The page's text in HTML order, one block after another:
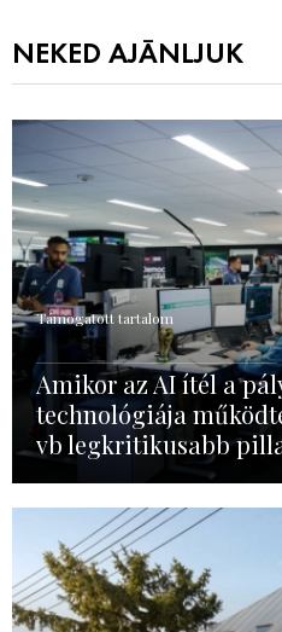
NEKED AJÁNLJUK
Támogatott tartalom
Amikor az AI ítél a
technológiája
vb legkritikusabb